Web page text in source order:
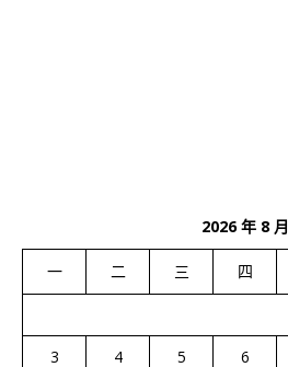
2026 年 8 月
一 二 三 四
3
4 5 6